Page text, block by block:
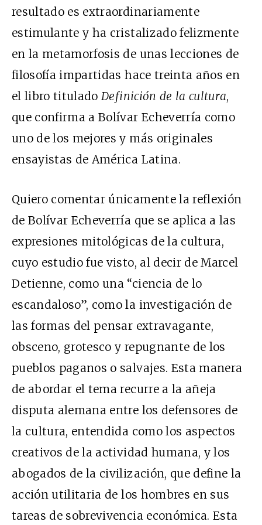
resultado es extraordinariamente
estimulante y ha cristalizado felizmente
en la metamorfosis de unas lecciones de
filosofía impartidas hace treinta años en
el libro tituladoDefinición de la cultura,
que confirma a Bolívar Echeverría como
uno de los mejores y más originales
ensayistas de América Latina.
Quiero comentar únicamente la reflexión
de Bolívar Echeverría que se aplica a las
expresiones mitológicas de la cultura,
cuyo estudio fue visto, al decir de Marcel
Detienne, como una “ciencia de lo
escandaloso”, como la investigación de
las formas del pensar extravagante,
obsceno, grotesco y repugnante de los
pueblos paganos o salvajes. Esta manera
de abordar el tema recurre a la añeja
disputa alemana entre los defensores de
la cultura, entendida como los aspectos
creativos de la actividad humana, y los
abogados de la civilización, que define la
acción utilitaria de los hombres en sus
tareas de sobrevivencia económica. Esta